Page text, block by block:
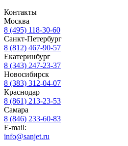
Контакты
Москва
8 (495) 118-30-60
Санкт-Петербург
8 (812) 467-90-57
Екатеринбург
8 (343) 247-23-37
Новосибирск
8 (383) 312-04-07
Краснодар
8 (861) 213-23-53
Самара
8 (846) 233-60-83
E-mail:
info@sanjet.ru